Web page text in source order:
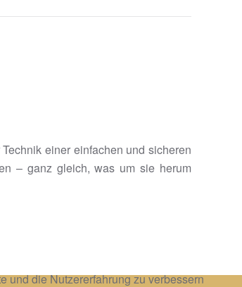
einer einfachen und sicheren
– ganz gleich, was um sie herum
und die Nutzererfahrung zu verbessern